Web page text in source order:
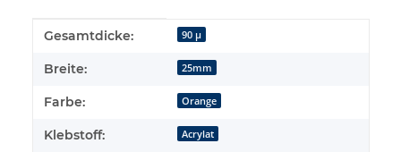
Produkteigenschaft
Wert
Gesamtdicke: 90 µ
Breite: 25mm
Farbe: Orange
Klebstoff: Acrylat